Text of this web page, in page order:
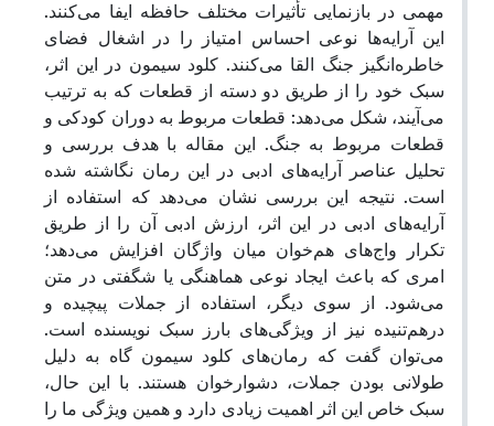
مهمی در بازنمایی تأثیرات مختلف حافظه ایفا می‌کنند.
این آرایه‌ها نوعی احساس امتیاز را در اشغال فضای
خاطره‌انگیز جنگ القا می‌کنند. کلود سیمون در این اثر،
سبک خود را از طریق دو دسته از قطعات که به ترتیب
می‌آیند، شکل می‌دهد: قطعات مربوط به دوران کودکی و
قطعات مربوط به جنگ. این مقاله با هدف بررسی و
تحلیل عناصر آرایه‌های ادبی در این رمان نگاشته شده
است. نتیجه این بررسی نشان می‌دهد که استفاده از
آرایه‌های ادبی در این اثر، ارزش ادبی آن را از طریق
تکرار واج‌های هم‌خوان میان واژگان افزایش می‌دهد؛
امری که باعث ایجاد نوعی هماهنگی یا شگفتی در متن
می‌شود. از سوی دیگر، استفاده از جملات پیچیده و
درهم‌تنیده نیز از ویژگی‌های بارز سبک نویسنده است.
می‌توان گفت که رمان‌های کلود سیمون گاه به دلیل
طولانی بودن جملات، دشوارخوان هستند. با این حال،
سبک خاص این اثر اهمیت زیادی دارد و همین ویژگی ما را